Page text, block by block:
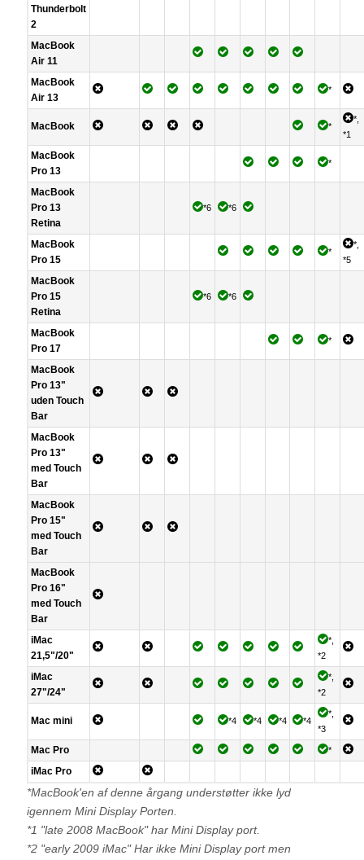
Thunderbolt
2
MacBook
Air 11
MacBook
Air 13
*
MacBook *
*,
*1
MacBook
Pro 13
*
MacBook
Pro 13
Retina
*6 *6
MacBook
Pro 15
*
*,
*5
MacBook
Pro 15
Retina
*6 *6
MacBook
Pro 17
*
MacBook
Pro 13"
uden Touch
Bar
MacBook
Pro 13"
med Touch
Bar
MacBook
Pro 15"
med Touch
Bar
MacBook
Pro 16"
med Touch
Bar
iMac
21,5"/20"
*,
*2
iMac
27"/24"
*,
*2
Mac mini *4 *4 *4 *4
*,
*3
Mac Pro *
iMac Pro
*MacBook'en af denne årgang understøtter ikke lyd
igennem Mini Display Porten.
*1 "late 2008 MacBook" har Mini Display port.
*2 "early 2009 iMac" Har ikke Mini Display port men